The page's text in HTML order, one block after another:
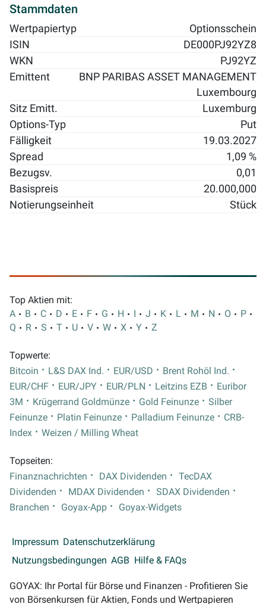
Stammdaten
Wertpapiertyp
Optionsschein
ISIN
DE000PJ92YZ8
WKN
PJ92YZ
Emittent
BNP PARIBAS ASSET MANAGEMENT
Luxembourg
Sitz Emitt.
Luxemburg
Options-Typ
Put
Fälligkeit
19.03.2027
Spread
1,09 %
Bezugsv.
0,01
Basispreis
20.000,000
Notierungseinheit
Stück
Top Aktien mit:
A
B C D E F G H I J K L M N O
P
Q
R S T U V W X Y Z
Topwerte:
Bitcoin
L&S DAX Ind. EUR/USD
Brent Rohöl Ind.
EUR/CHF
EUR/JPY EUR/PLN Leitzins EZB
Euribor
3M
Krügerrand Goldmünze Gold Feinunze
Silber
Feinunze
Platin Feinunze Palladium Feinunze
CRB-
Index
Weizen / Milling Wheat
Topseiten:
Finanznachrichten
DAX Dividenden
TecDAX
Dividenden
MDAX Dividenden
SDAX Dividenden
Branchen
Goyax-App Goyax-Widgets
Impressum Datenschutzerklärung
Nutzungsbedingungen AGB Hilfe & FAQs
GOYAX: Ihr Portal für Börse und Finanzen - Profitieren Sie
von Börsenkursen für Aktien, Fonds und Wertpapieren